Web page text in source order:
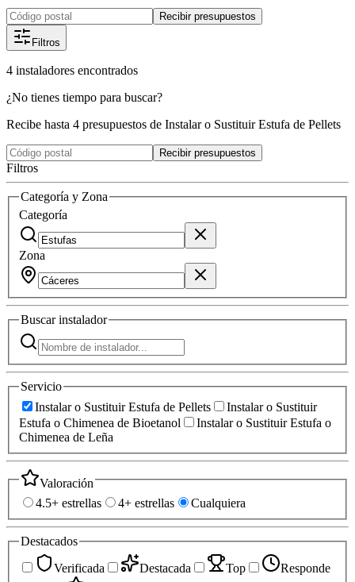
Recibir presupuestos
Filtros
4 instaladores encontrados
¿No tienes tiempo para buscar?
Recibe hasta 4 presupuestos de Instalar o Sustituir Estufa de Pellets
Recibir presupuestos
Filtros
Categoría y Zona
Categoría
Zona
Buscarinstalador
Servicio
Instalar o Sustituir Estufa de Pellets
Instalar o Sustituir
Estufa o Chimenea de Bioetanol
Instalar o Sustituir Estufa o
Chimenea de Leña
Valoración
4.5+ estrellas
4+ estrellas Cualquiera
Destacados
Verificada
Destacada Top
Responde